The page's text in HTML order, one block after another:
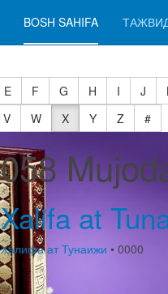
BOSH SAHIFA
E F G H I J
V W X Y Z
#
058
Xalifa at
Халифа ат Тунаижи • 0000